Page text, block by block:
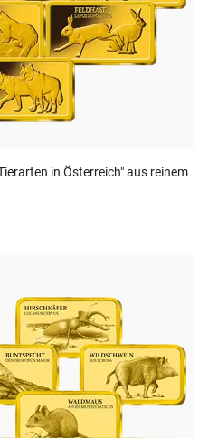
in Österreich" aus reinem